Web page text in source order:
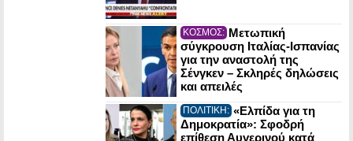
ΚΟΣΜΟΣ: Μετωπική
σύγκρουση Ιταλίας-Ισπανίας
για την αναστολή της
Σένγκεν – Σκληρές δηλώσεις
και απειλές
ΠΟΛΙΤΙΚΗ: «Ελπίδα για τη
Δημοκρατία»: Σφοδρή
επίθεση Αυγερινού κατά